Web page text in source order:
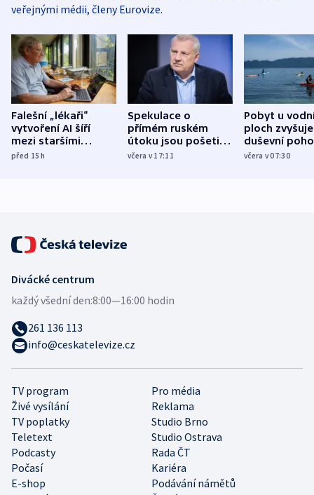
veřejnými médii, členy Eurovize.
Falešní „lékaři“
vytvoření AI šíří
mezi staršími
Poláky nebezpečné
před 15h
Spekulace o
přímém ruském
útoku jsou pošetilé,
míní estonský
včera v 17:11
Pobyt u
ploch zvyšuje
duševní
ukázala
včera v 07:30
TV program
Pro média
Živé vysílání
Reklama
TV poplatky
Studio Brno
Teletext
Studio Ostrava
Podcasty
Rada ČT
Počasí
Kariéra
E-shop
Podávání námětů
Divácké centrum
každý všední den:8:00—16:00 hodin
261 136 113
info@ceskatelevize.cz